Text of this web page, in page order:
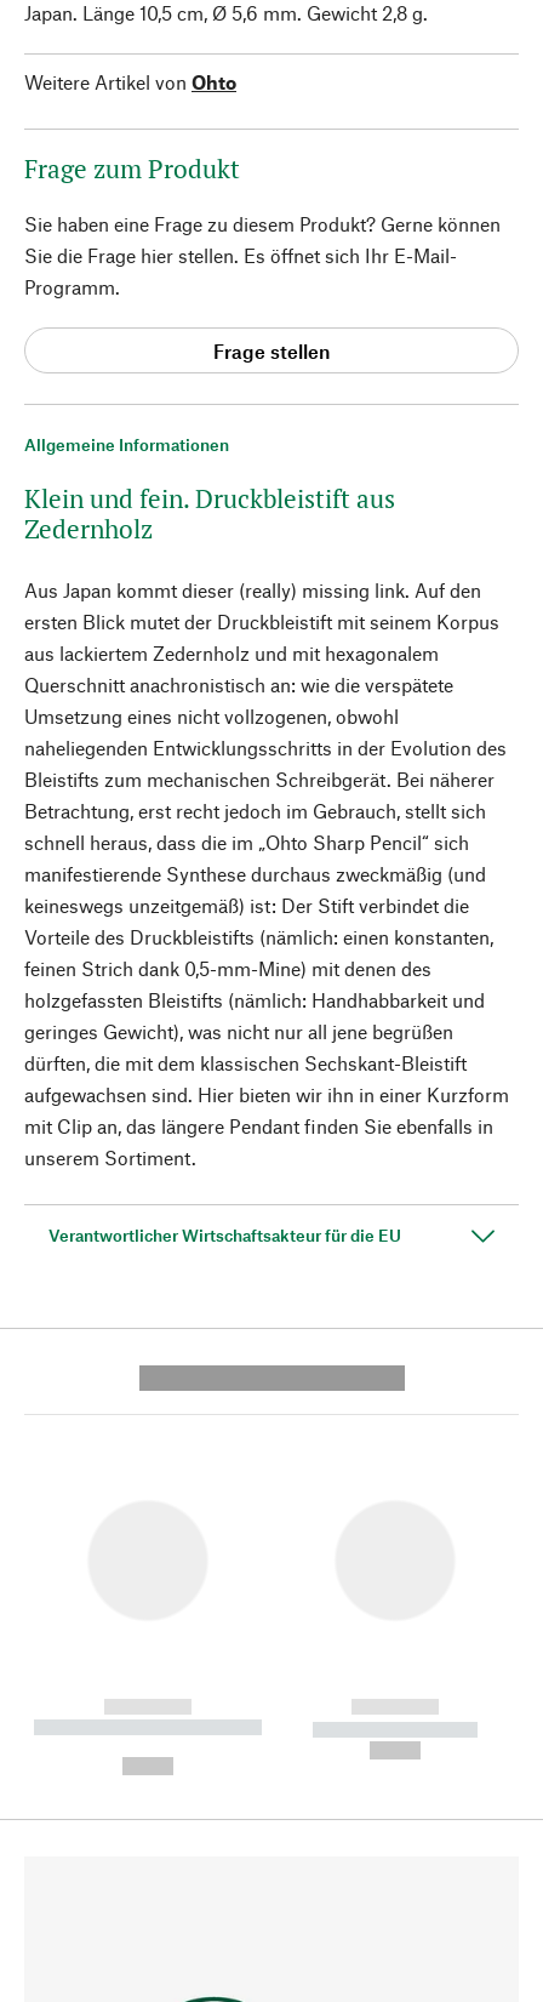
Allgemeine Informationen
Klein und fein. Druckbleistift aus
Zedernholz
Aus Japan kommt dieser (really) missing link. Auf den
ersten Blick mutet der Druckbleistift mit seinem Korpus
aus lackiertem Zedernholz und mit hexagonalem
Querschnitt anachronistisch an: wie die verspätete
Umsetzung eines nicht vollzogenen, obwohl
naheliegenden Entwicklungsschritts in der Evolution des
Bleistifts zum mechanischen Schreibgerät. Bei näherer
Betrachtung, erst recht jedoch im Gebrauch, stellt sich
schnell heraus, dass die im „Ohto Sharp Pencil“ sich
manifestierende Synthese durchaus zweckmäßig (und
keineswegs unzeitgemäß) ist: Der Stift verbindet die
Vorteile des Druckbleistifts (nämlich: einen konstanten,
feinen Strich dank 0,5-mm-Mine) mit denen des
holzgefassten Bleistifts (nämlich: Handhabbarkeit und
geringes Gewicht), was nicht nur all jene begrüßen
dürften, die mit dem klassischen Sechskant-Bleistift
aufgewachsen sind. Hier bieten wir ihn in einer Kurzform
mit Clip an, das längere Pendant finden Sie ebenfalls in
unserem Sortiment.
Verantwortlicher Wirtschaftsakteur für die EU
Japan. Länge 10,5 cm, Ø 5,6 mm. Gewicht 2,8 g.
Weitere Artikel von Ohto
Frage zum Produkt
Sie haben eine Frage zu diesem Produkt? Gerne können
Sie die Frage hier stellen. Es öffnet sich Ihr E-Mail-
Programm.
Frage stellen
------------
----------- ----------- --------
------------
----------- -----------